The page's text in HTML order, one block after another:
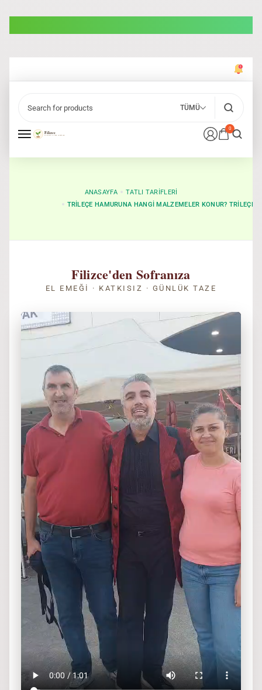
0
TÜMÜ
ANASAYFA
TATLI TARIFLERI
TRILEÇE HAMURUNA HANGI MALZEMELER KONUR? TRILEÇE
Filizce'den Sofranıza
EL EMEĞI · KATKISIZ · GÜNLÜK TAZE